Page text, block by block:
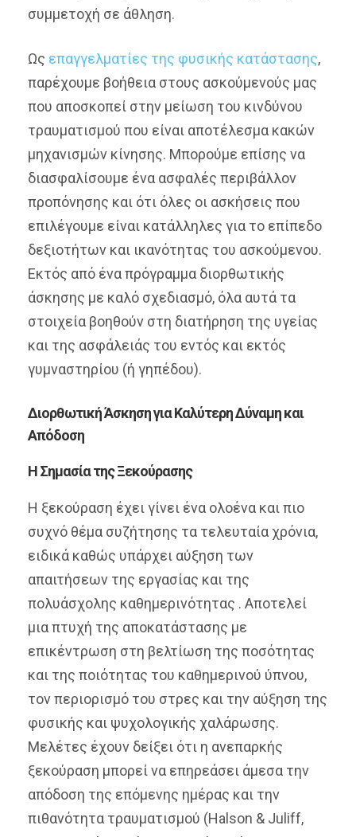
συμμετοχή σε άθληση.
Ως επαγγελματίες της φυσικής κατάστασης,
παρέχουμε βοήθεια στους ασκούμενούς μας
που αποσκοπεί στην μείωση του κινδύνου
τραυματισμού που είναι αποτέλεσμα κακών
μηχανισμών κίνησης. Μπορούμε επίσης να
διασφαλίσουμε ένα ασφαλές περιβάλλον
προπόνησης και ότι όλες οι ασκήσεις που
επιλέγουμε είναι κατάλληλες για το επίπεδο
δεξιοτήτων και ικανότητας του ασκούμενου.
Εκτός από ένα πρόγραμμα διορθωτικής
άσκησης με καλό σχεδιασμό, όλα αυτά τα
στοιχεία βοηθούν στη διατήρηση της υγείας
και της ασφάλειάς του εντός και εκτός
γυμναστηρίου (ή γηπέδου).
Διορθωτική Άσκηση για Καλύτερη Δύναμη και
Απόδοση
Η Σημασία της Ξεκούρασης
Η ξεκούραση έχει γίνει ένα ολοένα και πιο
συχνό θέμα συζήτησης τα τελευταία χρόνια,
ειδικά καθώς υπάρχει αύξηση των
απαιτήσεων της εργασίας και της
πολυάσχολης καθημερινότητας . Αποτελεί
μια πτυχή της αποκατάστασης με
επικέντρωση στη βελτίωση της ποσότητας
και της ποιότητας του καθημερινού ύπνου,
τον περιορισμό του στρες και την αύξηση της
φυσικής και ψυχολογικής χαλάρωσης.
Μελέτες έχουν δείξει ότι η ανεπαρκής
ξεκούραση μπορεί να επηρεάσει άμεσα την
απόδοση της επόμενης ημέρας και την
πιθανότητα τραυματισμού (Halson & Juliff,